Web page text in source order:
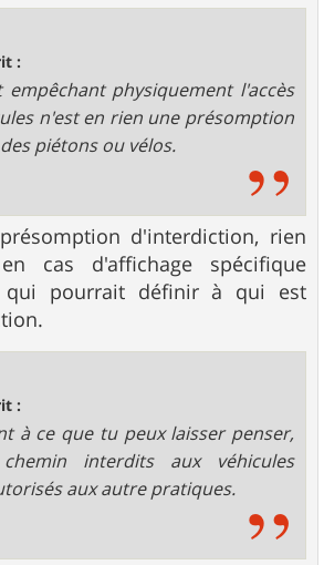
:
empêchant physiquement l'accès
n'est en rien une présomption
piétons ou vélos.
d'interdiction, rien
cas d'affichage spécifique
qui pourrait définir à qui est
:
à ce que tu peux laisser penser,
interdits aux véhicules
aux autre pratiques.